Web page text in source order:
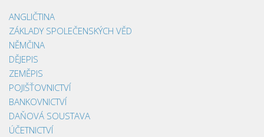
ANGLIČTINA
ZÁKLADY SPOLEČENSKÝCH VĚD
NĚMČINA
DĚJEPIS
ZEMĚPIS
POJIŠŤOVNICTVÍ
BANKOVNICTVÍ
DAŇOVÁ SOUSTAVA
ÚČETNICTVÍ